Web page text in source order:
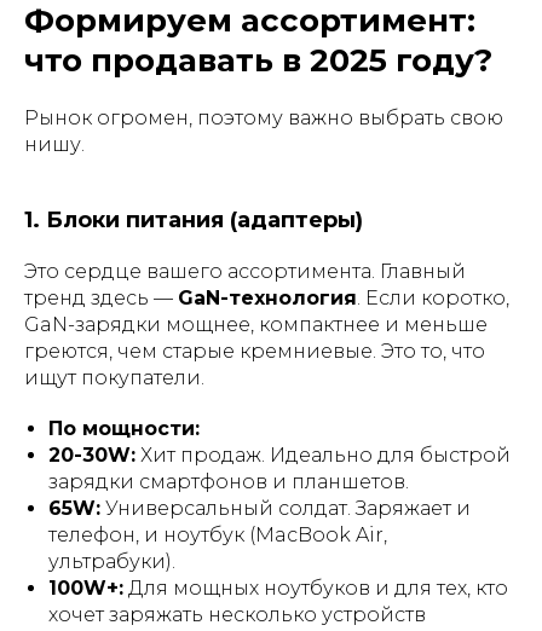
Формируем ассортимент:
что продавать в 2025 году?
Рынок огромен, поэтому важно выбрать свою
нишу.
1. Блоки питания (адаптеры)
Это сердце вашего ассортимента. Главный
тренд здесь — GaN-технология. Если коротко,
GaN-зарядки мощнее, компактнее и меньше
греются, чем старые кремниевые. Это то, что
ищут покупатели.
По мощности:
20-30W: Хит продаж. Идеально для быстрой
зарядки смартфонов и планшетов.
65W: Универсальный солдат. Заряжает и
телефон, и ноутбук (MacBook Air,
ультрабуки).
100W+: Для мощных ноутбуков и для тех, кто
хочет заряжать несколько устройств